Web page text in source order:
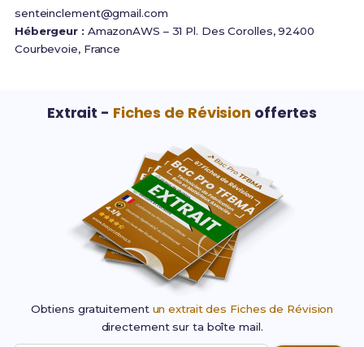
senteinclement@gmail.com
Hébergeur : AmazonAWS – 31 Pl. Des Corolles, 92400
Courbevoie, France
Extrait - Fiches de Révision offertes
Obtiens gratuitement un extrait des Fiches de Révision
directement sur ta boîte mail.